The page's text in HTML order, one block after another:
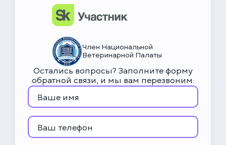
Член Национальной
Ветеринарной Палаты
Остались вопросы? Заполните форму
обратной связи, и мы вам перезвоним: